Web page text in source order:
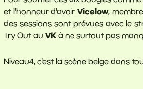
et l'honneur d'avoirVicelow,
des sessions sont prévues avec le
Try Out auVK à ne surtout pas
Niveau4, c'est la scène belge dans